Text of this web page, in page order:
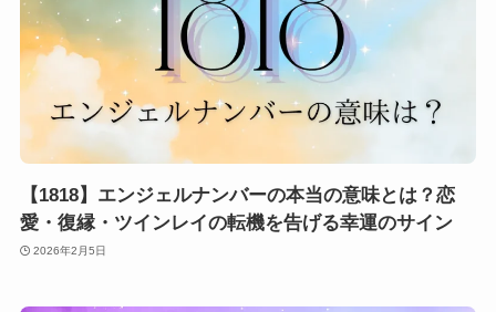
【1818】エンジェルナンバーの本当の意味とは？恋
愛・復縁・ツインレイの転機を告げる幸運のサイン
2026年2月5日